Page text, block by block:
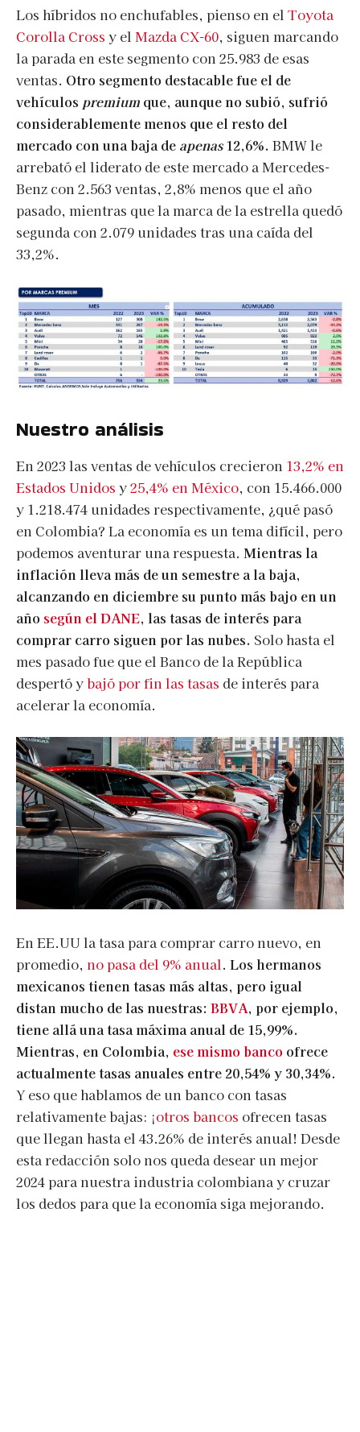
Los híbridos no enchufables, pienso en el Toyota
Corolla Cross y el Mazda CX-60, siguen marcando
la parada en este segmento con 25.983 de esas
ventas. Otro segmento destacable fue el de
vehículos premium que, aunque no subió, sufrió
considerablemente menos que el resto del
mercado con una baja de apenas12,6%. BMW le
arrebató el liderato de este mercado a Mercedes-
Benz con 2.563 ventas, 2,8% menos que el año
pasado, mientras que la marca de la estrella quedó
segunda con 2.079 unidades tras una caída del
33,2%.
Nuestro análisis
En 2023 las ventas de vehículos crecieron 13,2% en
Estados Unidos y25,4% en México, con 15.466.000
y 1.218.474 unidades respectivamente, ¿qué pasó
en Colombia? La economía es un tema difícil, pero
podemos aventurar una respuesta. Mientras la
inflación lleva más de un semestre a la baja,
alcanzando en diciembre su punto más bajo en un
año según el DANE, las tasas de interés para
comprar carro siguen por las nubes. Solo hasta el
mes pasado fue que el Banco de la República
despertó ybajó por fin las tasas de interés para
acelerar la economía.
En EE.UU la tasa para comprar carro nuevo, en
promedio, no pasa del 9% anual. Los hermanos
mexicanos tienen tasas más altas, pero igual
distan mucho de las nuestras: BBVA, por ejemplo,
tiene allá una tasa máxima anual de 15,99%.
Mientras, en Colombia, ese mismo banco ofrece
actualmente tasas anuales entre 20,54% y 30,34%.
Y eso que hablamos de un banco con tasas
relativamente bajas: ¡otros bancos ofrecen tasas
que llegan hasta el 43.26% de interés anual! Desde
esta redacción solo nos queda desear un mejor
2024 para nuestra industria colombiana y cruzar
los dedos para que la economía siga mejorando.